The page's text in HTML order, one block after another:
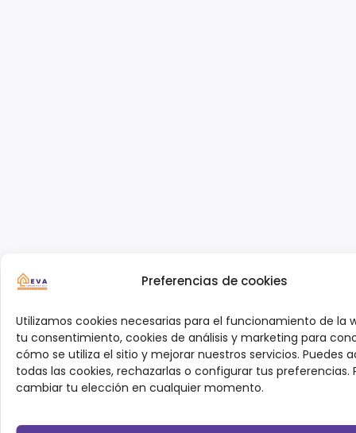
Preferencias de cookies
Utilizamos cookies necesarias para el funcionamiento de la
tu consentimiento, cookies de análisis y marketing para
cómo se utiliza el sitio y mejorar nuestros servicios. Puedes
todas las cookies, rechazarlas o configurar tus preferencias.
cambiar tu elección en cualquier momento.